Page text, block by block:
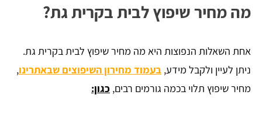
מה מחיר שיפוץ לבית בקרית גת?
אחת השאלות הנפוצות היא מה מחיר שיפוץ לבית בקרית גת.
ניתן לעיין ולקבל מידע, בעמוד מחירון השיפוצים שבאתרינו,
מחיר שיפוץ תלוי בכמה גורמים רבים, כגון: